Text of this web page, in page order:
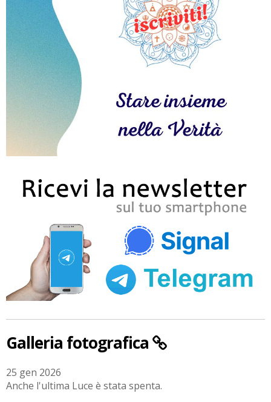
Galleria fotografica
25 gen 2026
Anche l'ultima Luce è stata spenta.